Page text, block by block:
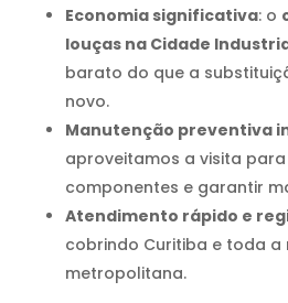
Economia significativa: o
louças na Cidade
barato do que a
novo.
Manutenção preventiva
aproveitamos a visita
componentes e garantir
Atendimento rápido e
cobrindo Curitiba e toda a
metropolitana.